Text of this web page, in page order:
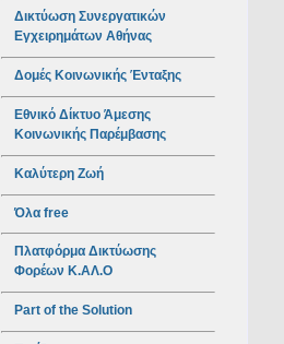
Δικτύωση Συνεργατικών
Εγχειρημάτων Αθήνας
Δομές Κοινωνικής Ένταξης
Εθνικό Δίκτυο Άμεσης
Κοινωνικής Παρέμβασης
Καλύτερη Ζωή
Όλα free
Πλατφόρμα Δικτύωσης
Φορέων Κ.ΑΛ.Ο
Part of the Solution